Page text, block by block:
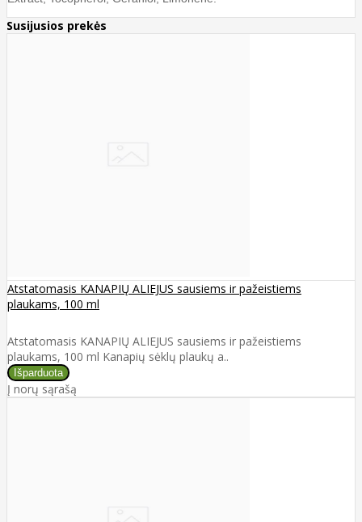
Susijusios prekės
Atstatomasis KANAPIŲ ALIEJUS sausiems ir pažeistiems
plaukams, 100 ml
Atstatomasis KANAPIŲ ALIEJUS sausiems ir pažeistiems
plaukams, 100 ml Kanapių sėklų plaukų a..
Į norų sąrašą